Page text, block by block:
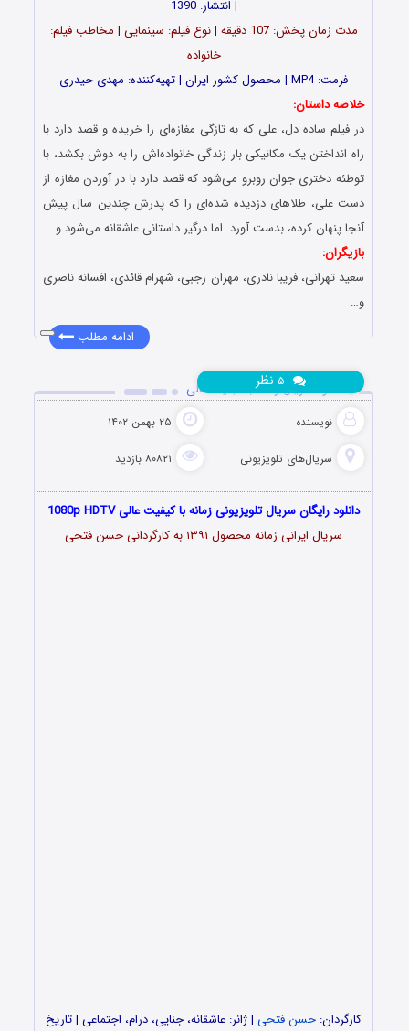
| انتشار: 1390
مدت‌‌ زمان پخش: 107 دقیقه | نوع فیلم: سینمایی | مخاطب فیلم:
خانواده
فرمت: MP4 | محصول کشور ایران | تهیه‌کننده: مهدی حیدری
خلاصه داستان:
در فیلم ساده دل، علی که به تازگی مغازه‌ای را خریده و قصد دارد با
راه انداختن یک مکانیکی بار زندگی خانواده‌اش را به دوش بکشد، با
توطئه دختری جوان روبرو می‌شود که قصد دارد با در آوردن مغازه از
دست علی، طلاهای دزدیده شده‌ای را که پدرش چندین سال پیش
آنجا پنهان کرده، بدست آورد. اما درگیر داستانی عاشقانه می‌شود و…
بازیگران:
سعید تهرانی، فریبا نادری، مهران رجبی، شهرام قائدی، افسانه ناصری
و…
ادامه مطلب
دانلود سریال زمانه با کیفیت عالی
نویسنده ۲۵ بهمن ۱۴۰۲
سریال‌های تلویزیونی ۸۰۸۲۱ بازدید
نظر
دانلود رایگان سریال تلویزیونی زمانه با کیفیت عالی 1080p HDTV
سریال ایرانی زمانه محصول ۱۳۹۱ به کارگردانی حسن فتحی
کارگردان: حسن فتحی | ژانر: عاشقانه، جنایی، درام، اجتماعی | تاریخ